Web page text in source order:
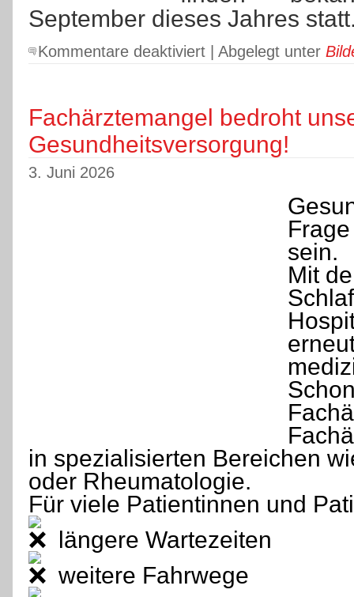
September dieses Jahres
Kommentare deaktiviert für
SPD-
mit
Kandidaten
| Abgelegt unter
Fachärztemangel bedroht
Gesundheitsversorgung!
3. Juni 2026
sein.
Mit
in spezialisierten Bereichen
oder Rheumatologie.
Für viele Patientinnen und
längere Wartezeiten
weitere Fahrwege